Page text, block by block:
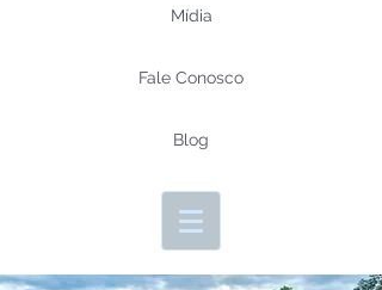
Mídia
Fale Conosco
Blog